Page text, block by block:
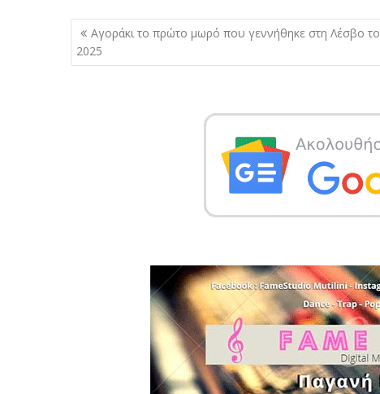
Πλοήγηση
άρθρων
Αγοράκι το πρώτο μωρό που γεννήθηκε στη Λέσβο το
2025